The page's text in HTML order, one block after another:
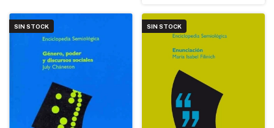
SIN STOCK SIN STOCK